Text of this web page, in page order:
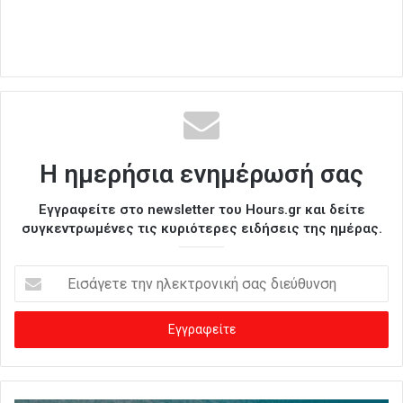
Η ημερήσια ενημέρωσή σας
Εγγραφείτε στο newsletter του Hours.gr και δείτε
συγκεντρωμένες τις κυριότερες ειδήσεις της ημέρας.
σ
γ
ε